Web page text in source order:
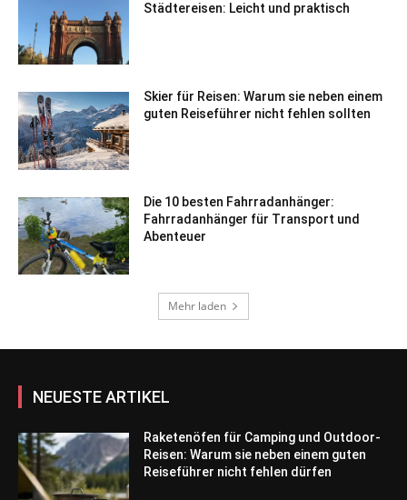
Städtereisen: Leicht und praktisch
Skier für Reisen: Warum sie neben einem
guten Reiseführer nicht fehlen sollten
Die 10 besten Fahrradanhänger:
Fahrradanhänger für Transport und
Abenteuer
Mehr laden
NEUESTE ARTIKEL
Raketenöfen für Camping und Outdoor-
Reisen: Warum sie neben einem guten
Reiseführer nicht fehlen dürfen